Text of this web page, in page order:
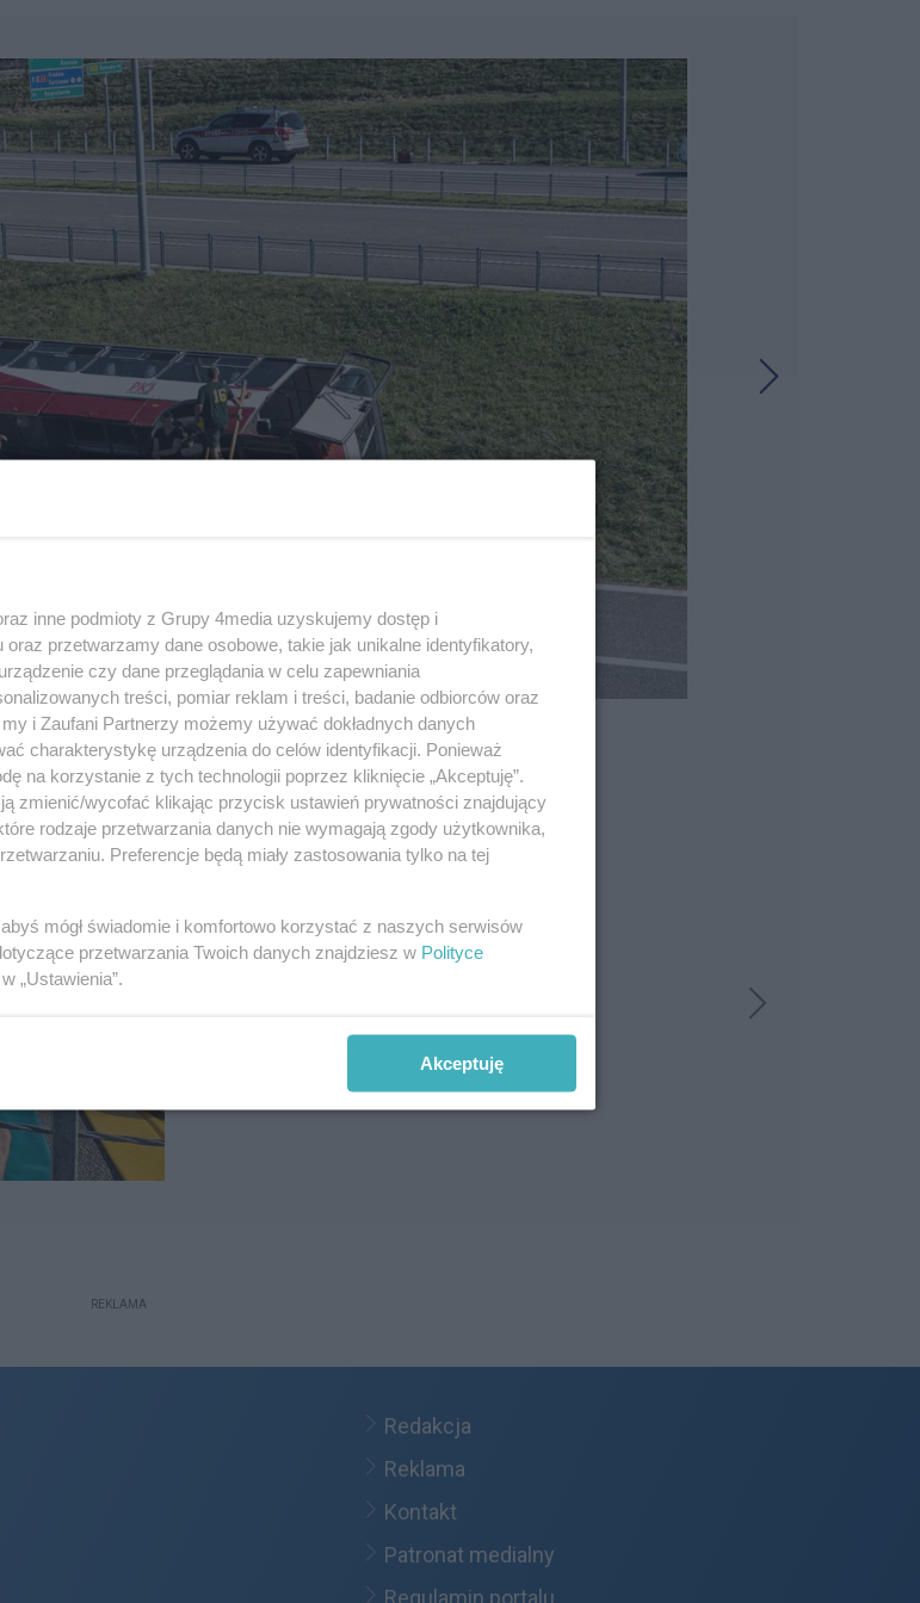
169 / 170
REKLAMA
Redakcja
Reklama
Kontakt
Patronat medialny
Regulamin portalu
inne podmioty z Grupy 4media uzyskujemy dostęp i
przetwarzamy dane osobowe, takie jak unikalne identyfikatory,
czy dane przeglądania w celu zapewniania
treści, pomiar reklam i treści, badanie odbiorców oraz
i Zaufani Partnerzy możemy używać dokładnych danych
charakterystykę urządzenia do celów identyfikacji. Ponieważ
na korzystanie z tych technologii poprzez kliknięcie „Akceptuję”.
zmienić/wycofać klikając przycisk ustawień prywatności znajdujący
rodzaje przetwarzania danych nie wymagają zgody użytkownika,
Preferencje będą miały zastosowania tylko na tej
mógł świadomie i komfortowo korzystać z naszych serwisów
przetwarzania Twoich danych znajdziesz w Polityce
„Ustawienia”.
Akceptuję